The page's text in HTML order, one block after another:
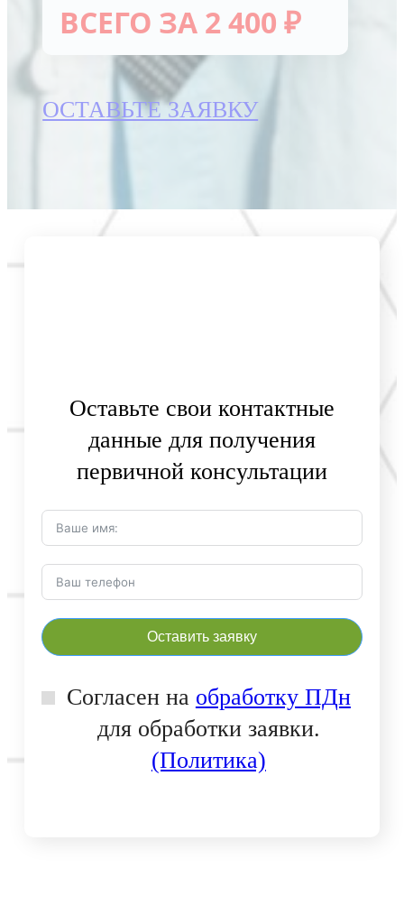
ВСЕГО ЗА 2 400 ₽
ОСТАВЬТЕ ЗАЯВКУ
Оставьте свои контактные
данные для получения
первичной консультации
Оставить заявку
Согласен на обработку ПДн
для обработки заявки.
(Политика)